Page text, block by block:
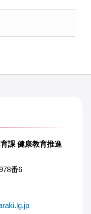
課 健康教育推進
番6